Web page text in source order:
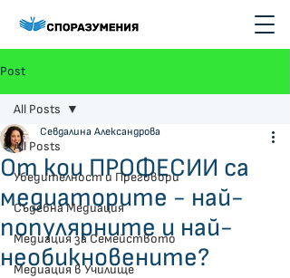
Post
All Posts
Убедителност и Преговори
Съдебна Медиация
Медиация за Семейството
Медиация в Училище
All Posts
От кои ПРОФЕСИИ са
медиаторите - най-
популярните и най-
необикновените?
Севдалина Александрова